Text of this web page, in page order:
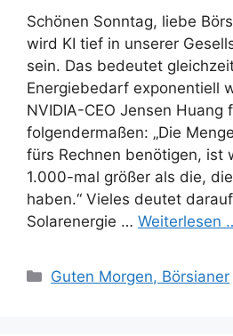
Schönen Sonntag, liebe
wird KI tief in unserer
sein. Das bedeutet
Energiebedarf exponentiell
NVIDIA-CEO Jensen Huang
folgendermaßen: „Die
fürs Rechnen benötigen, ist
1.000-mal größer als die,
haben.“ Vieles deutet
Solarenergie … Weiterlesen
Kategorien
Guten Morgen, Börsianer